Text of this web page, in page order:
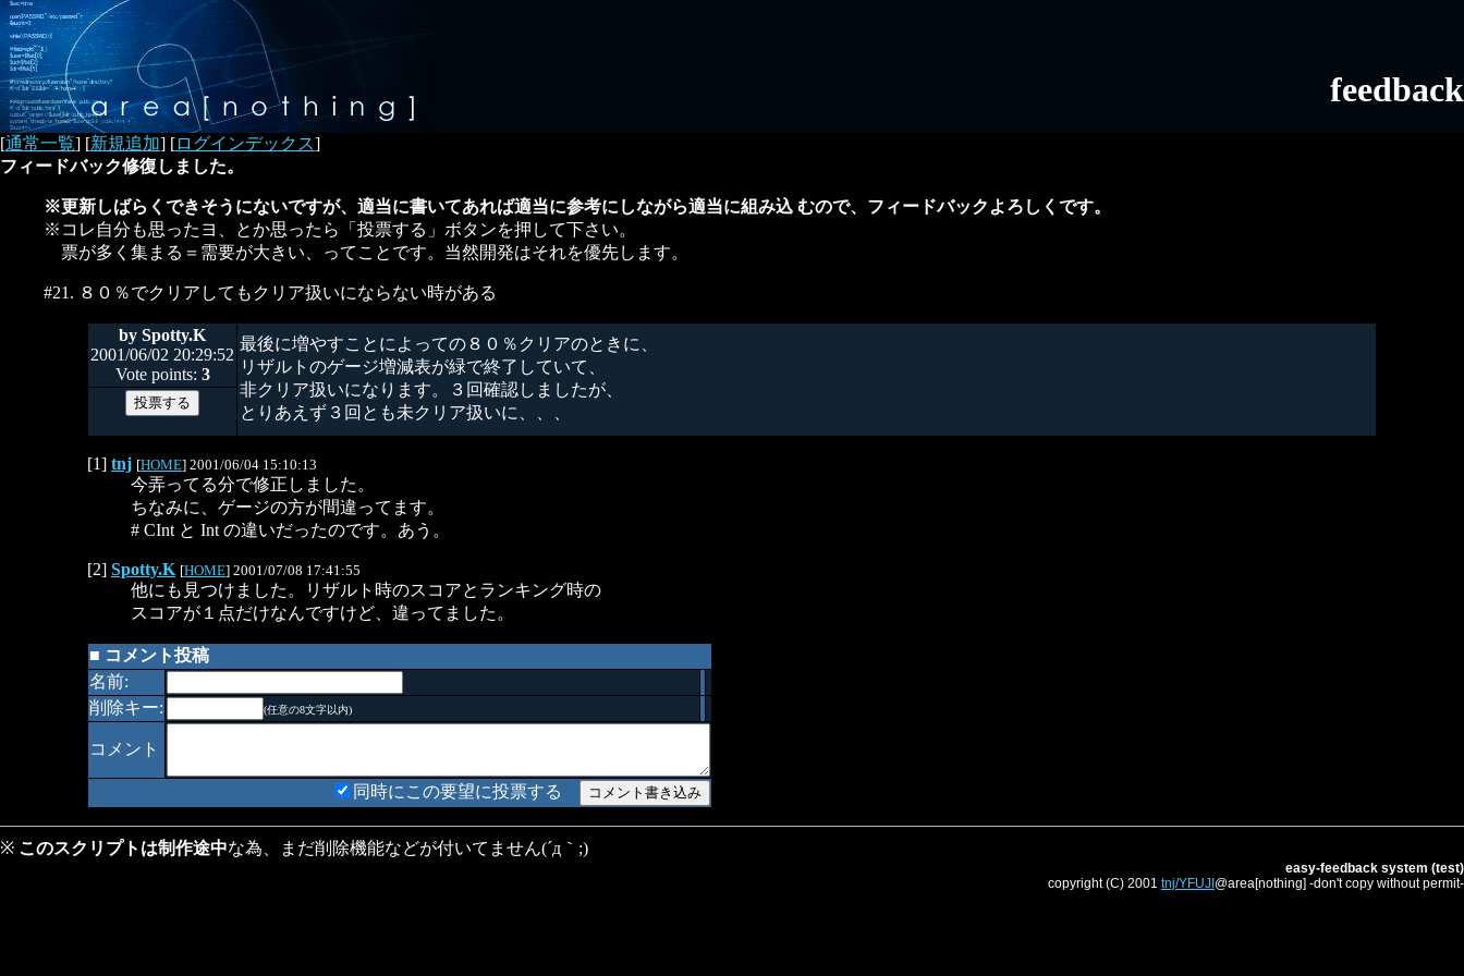
feedback
[通常一覧] [新規追加] [ログインデックス]
フィードバック修復しました。
※更新しばらくできそうにないですが、適当に書いてあれば適当に参考にしながら適当に組み込 むので、フィードバックよろしくです。
※コレ自分も思ったヨ、とか思ったら「投票する」ボタンを押して下さい。
票が多く集まる＝需要が大きい、ってことです。当然開発はそれを優先します。
#21. ８０％でクリアしてもクリア扱いにならない時がある
by Spotty.K
2001/06/02 20:29:52
Vote points: 3
最後に増やすことによっての８０％クリアのときに、
リザルトのゲージ増減表が緑で終了していて、
非クリア扱いになります。３回確認しましたが、
とりあえず３回とも未クリア扱いに、、、
[1] tnj [HOME] 2001/06/04 15:10:13
今弄ってる分で修正しました。
ちなみに、ゲージの方が間違ってます。
# CInt と Int の違いだったのです。あう。
[2] Spotty.K [HOME] 2001/07/08 17:41:55
他にも見つけました。リザルト時のスコアとランキング時の
スコアが１点だけなんですけど、違ってました。
■ コメント投稿
名前:
削除キー:
(任意の8文字以内)
コメント
同時にこの要望に投票する
※ このスクリプトは制作途中な為、まだ削除機能などが付いてません(´д｀;)
easy-feedback system (test)
copyright (C) 2001 tnj/YFUJI @area[nothing] -don't copy without permit-